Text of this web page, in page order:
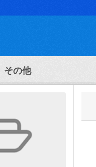
その他